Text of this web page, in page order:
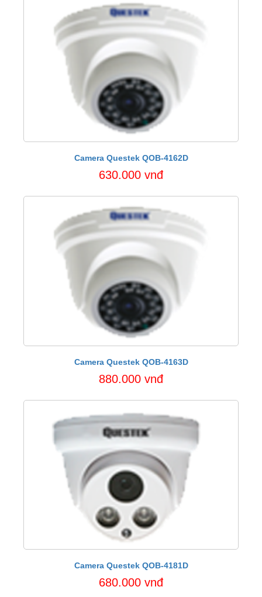
Camera Questek QOB-4162D
630.000 vnđ
Camera Questek QOB-4163D
880.000 vnđ
Camera Questek QOB-4181D
680.000 vnđ